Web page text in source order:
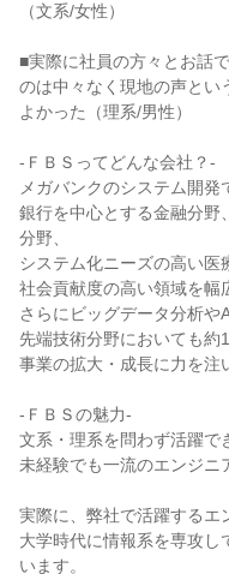
（文系/女性）
■実際に社員の方々とお話
のは中々なく現地の声とい
よかった（理系/男性）
-ＦＢＳってどんな会社？-
メガバンクのシステム開発
銀行を中心とする金融分野
分野、
システム化ニーズの高い医
社会貢献度の高い領域を幅
さらにビッグデータ分析や
先端技術分野においても約
事業の拡大・成長に力を注
-ＦＢＳの魅力-
文系・理系を問わず活躍で
未経験でも一流のエンジニ
実際に、弊社で活躍するエ
大学時代に情報系を専攻し
います。